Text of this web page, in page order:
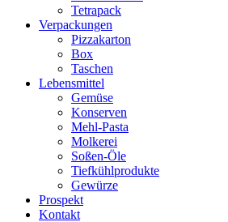
Tetrapack
Verpackungen
Pizzakarton
Box
Taschen
Lebensmittel
Gemüse
Konserven
Mehl-Pasta
Molkerei
Soßen-Öle
Tiefkühlprodukte
Gewürze
Prospekt
Kontakt